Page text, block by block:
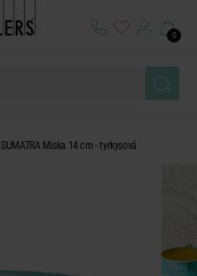
0
SUMATRA Miska 14 cm - tyrkysová